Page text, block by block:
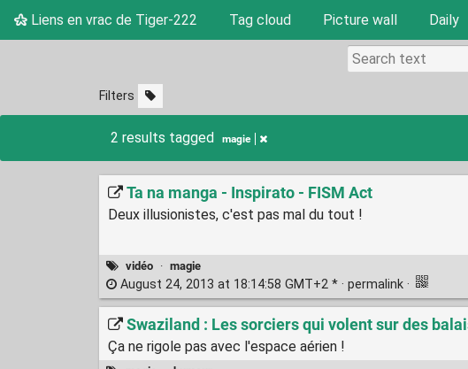
Liens en vrac de Tiger-222 Tag cloud Picture wall Daily
Filters
2 results tagged magie
Ta na manga - Inspirato - FISM Act
Deux illusionistes, c'est pas mal du tout !
vidéo · magie
August 24, 2013 at 18:14:58 GMT+2 * · permalink ·
Swaziland : Les sorciers qui volent sur des
Ça ne rigole pas avec l'espace aérien !